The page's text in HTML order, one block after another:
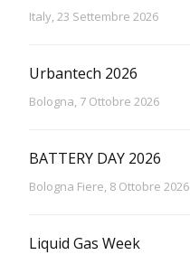
Italy, 23 Settembre 2026
Urbantech 2026
Bologna, 7 Ottobre 2026
BATTERY DAY 2026
Bologna Fiere, 8 Ottobre 2026
Liquid Gas Week